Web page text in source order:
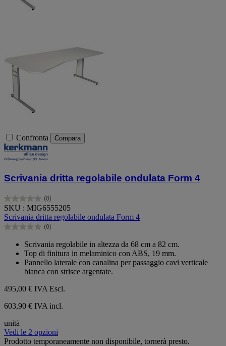
Confronta Compara
Scrivania dritta regolabile ondulata Form 4
(0)
0.0
su
5
stelle.
SKU : MIG6555205
Scrivania dritta regolabile ondulata Form 4
(0)
0.0
stelle.
Scrivania regolabile in altezza da 68 cm a 82 cm.
Top di finitura in melaminico con ABS, 19 mm.
Pannello laterale con canalina per passaggio cavi verticale
bianca con strisce argentate.
495,00 € IVA Escl.
603,90 € IVA incl.
unità
Vedi le 2 opzioni
Prodotto temporaneamente non disponibile, tornerà presto.